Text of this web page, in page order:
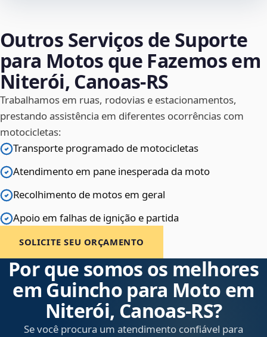
Outros Serviços de Suporte
para Motos que Fazemos em
Niterói, Canoas‑RS
Trabalhamos em ruas, rodovias e estacionamentos,
prestando assistência em diferentes ocorrências com
motocicletas:
Transporte programado de motocicletas
Atendimento em pane inesperada da moto
Recolhimento de motos em geral
Apoio em falhas de ignição e partida
SOLICITE SEU ORÇAMENTO
Por que somos os melhores
em Guincho para Moto em
Niterói, Canoas‑RS?
Se você procura um atendimento confiável para